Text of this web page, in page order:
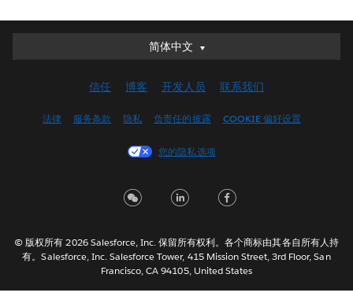
简体中文
简体中文
English (UK)
Français (Canada)
Italiano
한국어
Nederlands
信任 博客 开发人员 联系我们
法律 服务条款 隐私 负责任的披露 COOKIE 偏好设置
您的隐私选项
© 版权所有 2026 Salesforce, Inc. 保留所有权利。各个商标由其各自所有人持
有。Salesforce, Inc. Salesforce Tower, 415 Mission Street, 3rd Floor, San
Francisco, CA 94105, United States